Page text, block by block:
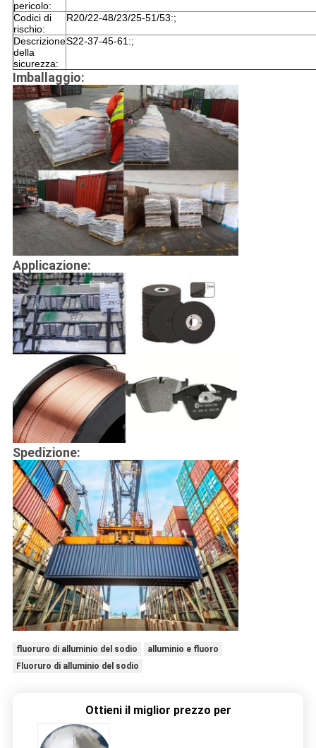
pericolo:
Codici di
rischio:
R20/22-48/23/25-51/53:;
Descrizione
della
sicurezza:
S22-37-45-61:;
Imballaggio:
Applicazione:
Spedizione:
fluoruro di alluminio del sodio
alluminio e fluoro
Fluoruro di alluminio del sodio
Ottieni il miglior prezzo per